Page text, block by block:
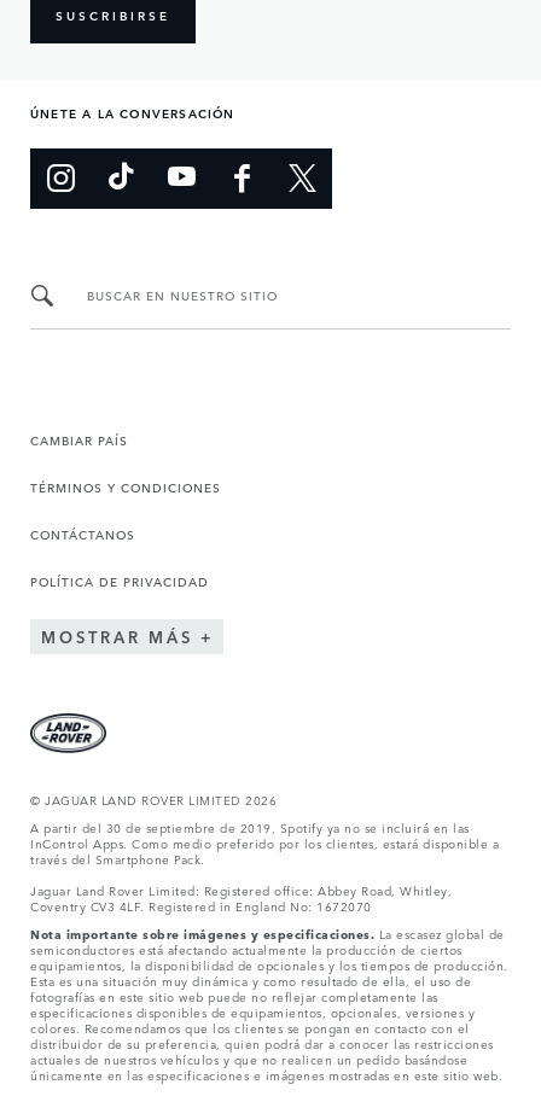
SUSCRIBIRSE
ÚNETE A LA CONVERSACIÓN
BUSCAR EN NUESTRO SITIO
CAMBIAR PAÍS
TÉRMINOS Y CONDICIONES
CONTÁCTANOS
POLÍTICA DE PRIVACIDAD
MOSTRAR MÁS
© JAGUAR LAND ROVER LIMITED 2026
A partir del 30 de septiembre de 2019, Spotify ya no se incluirá en las
InControl Apps. Como medio preferido por los clientes, estará disponible a
través del Smartphone Pack.
Jaguar Land Rover Limited: Registered office: Abbey Road, Whitley,
Coventry CV3 4LF. Registered in England No: 1672070
Nota importante sobre imágenes y especificaciones. La escasez global de
semiconductores está afectando actualmente la producción de ciertos
equipamientos, la disponibilidad de opcionales y los tiempos de producción.
Esta es una situación muy dinámica y como resultado de ella, el uso de
fotografías en este sitio web puede no reflejar completamente las
especificaciones disponibles de equipamientos, opcionales, versiones y
colores. Recomendamos que los clientes se pongan en contacto con el
distribuidor de su preferencia, quien podrá dar a conocer las restricciones
actuales de nuestros vehículos y que no realicen un pedido basándose
únicamente en las especificaciones e imágenes mostradas en este sitio web.